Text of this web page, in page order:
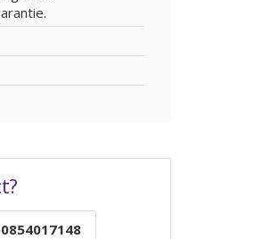
0854017148